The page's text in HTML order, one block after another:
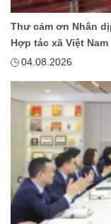
Thư cảm ơn Nhân
Hợp tác xã Việt Nam
04.08.2026